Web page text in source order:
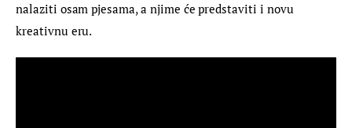
nalaziti osam pjesama, a njime će predstaviti i novu
kreativnu eru.